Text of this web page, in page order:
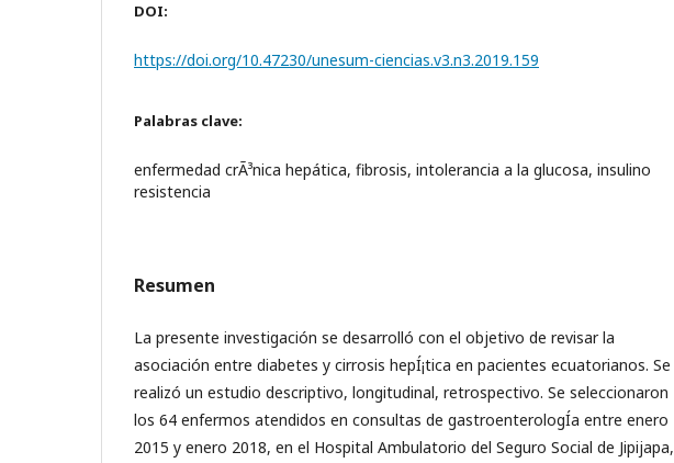
DOI:
https://doi.org/10.47230/unesum-ciencias.v3.n3.2019.159
Palabras clave:
enfermedad crÃ³nica hepática, fibrosis, intolerancia a la glucosa, insulino
resistencia
Resumen
La presente investigación se desarrolló con el objetivo de revisar la
asociación entre diabetes y cirrosis hepÍ¡tica en pacientes ecuatorianos. Se
realizó un estudio descriptivo, longitudinal, retrospectivo. Se seleccionaron
los 64 enfermos atendidos en consultas de gastroenterologÍ­a entre enero
2015 y enero 2018, en el Hospital Ambulatorio del Seguro Social de Jipijapa,